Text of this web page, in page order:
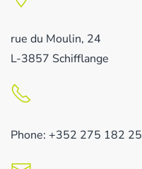
rue du Moulin, 24
L-3857 Schifflange
Phone: +352 275 182 25